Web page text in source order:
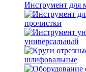
Инструмент для
прочистки
универсальный
шлифовальные